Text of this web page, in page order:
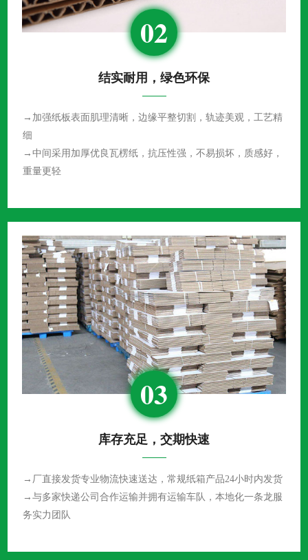
02
结实耐用，绿色环保
→加强纸板表面肌理清晰，边缘平整切割，轨迹美观，工艺精
细
→中间采用加厚优良瓦楞纸，抗压性强，不易损坏，质感好，
重量更轻
03
库存充足，交期快速
→厂直接发货专业物流快速送达，常规纸箱产品24小时内发货
→与多家快递公司合作运输并拥有运输车队，本地化一条龙服
务实力团队